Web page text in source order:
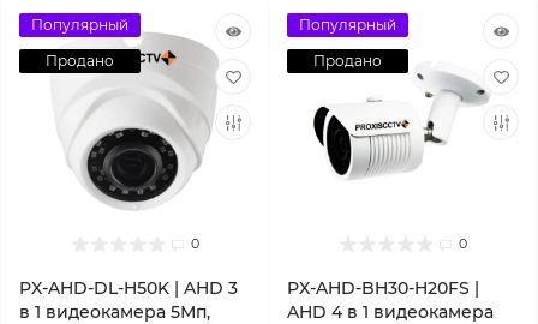
Популярный
Продано
0
PX-AHD-DL-H50K | AHD 3
в 1 видеокамера 5Мп,
Популярный
Продано
0
PX-AHD-BH30-H20FS |
AHD 4 в 1 видеокамера